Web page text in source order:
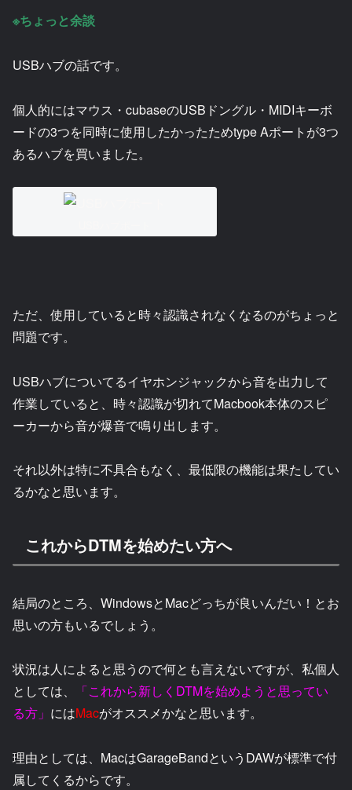
※ちょっと余談
USBハブの話です。
個人的にはマウス・cubaseのUSBドングル・MIDIキーボ
ードの3つを同時に使用したかったためtype Aポートが3つ
あるハブを買いました。
ただ、使用していると時々認識されなくなるのがちょっと
問題です。
USBハブについてるイヤホンジャックから音を出力して
作業していると、時々認識が切れてMacbook本体のスピ
ーカーから音が爆音で鳴り出します。
それ以外は特に不具合もなく、最低限の機能は果たしてい
るかなと思います。
これからDTMを始めたい方へ
結局のところ、WindowsとMacどっちが良いんだい！とお
思いの方もいるでしょう。
状況は人によると思うので何とも言えないですが、私個人
としては、
「これから新しくDTMを始めようと思ってい
る方」 にはMacがオススメかなと思います。
理由としては、MacはGarageBandというDAWが標準で付
属してくるからです。